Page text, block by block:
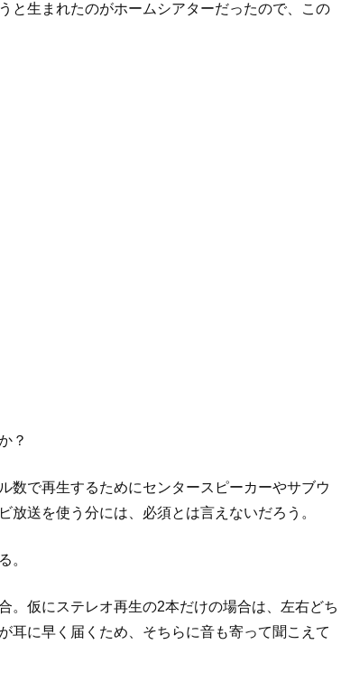
と生まれたのがホームシアターだったので、この
？
数で再生するためにセンタースピーカーやサブウ
送を使う分には、必須とは言えないだろう。
。
。仮にステレオ再生の2本だけの場合は、左右どち
耳に早く届くため、そちらに音も寄って聞こえて